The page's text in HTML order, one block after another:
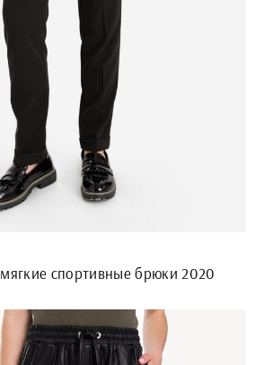
спортивные брюки 2020